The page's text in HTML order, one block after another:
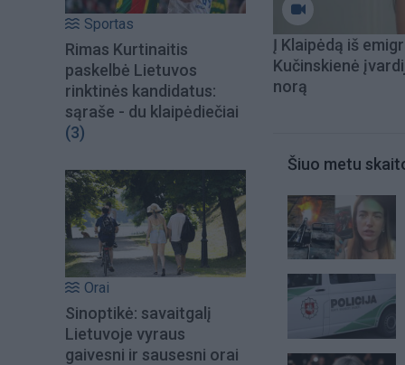
Sportas
Rimas Kurtinaitis
paskelbė Lietuvos
rinktinės kandidatus:
sąraše - du klaipėdiečiai
(3)
Orai
Sinoptikė: savaitgalį
Lietuvoje vyraus
gaivesni ir sausesni orai
Į Klaipėdą iš
Kučinskienė
norą
Šiuo metu